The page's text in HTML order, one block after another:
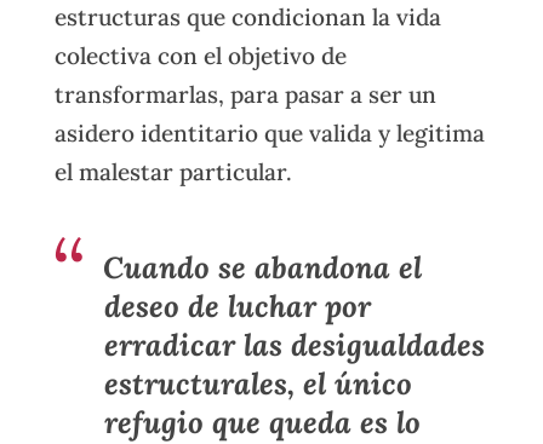
estructuras que condicionan la vida
colectiva con el objetivo de
transformarlas, para pasar a ser un
asidero identitario que valida y legitima
el malestar particular.
Cuando se abandona el
deseo de luchar por
erradicar las desigualdades
estructurales, el único
refugio que queda es lo